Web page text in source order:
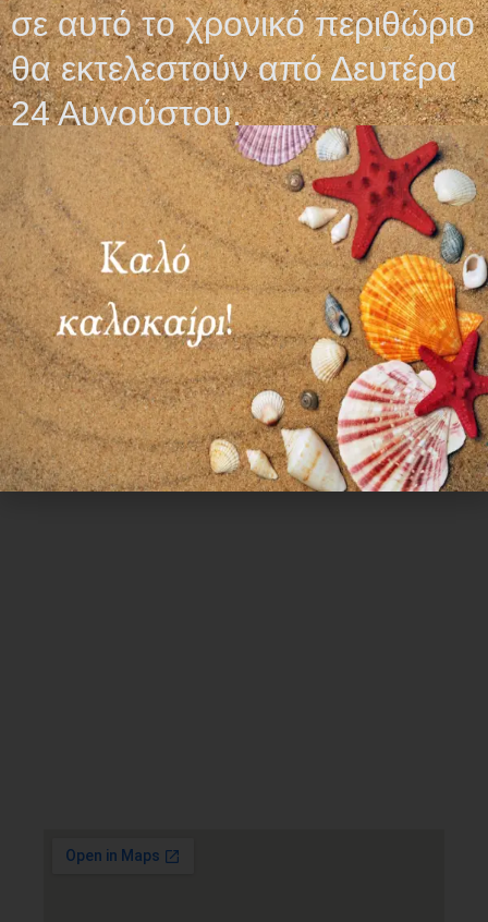
0,60€
Επιλογή
Ωράριο λειτουργίας
ΕΙΔΙΚΟ ΘΕΡΙΝΟ ΩΡΑΡΙΟ
ΔΕΥ-ΠΑΡ: 09:00-14:30
ΣΑΒ – ΚΥΡ: ΚΛΕΙΣΤΑ
σε αυτό το χρονικό περιθώριο
θα εκτελεστούν από Δευτέρα
24 Αυγούστου.